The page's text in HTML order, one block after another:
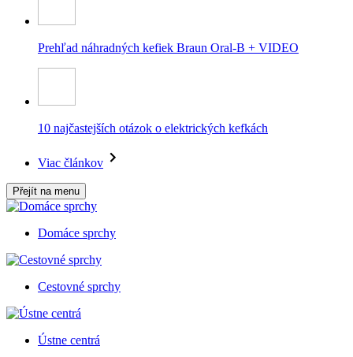
Prehľad náhradných kefiek Braun Oral-B + VIDEO
10 najčastejších otázok o elektrických kefkách
Viac článkov
Přejít na menu
Domáce sprchy
Cestovné sprchy
Ústne centrá